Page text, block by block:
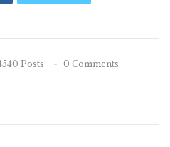
Posts 0 Comments